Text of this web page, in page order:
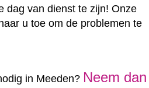
dag van dienst te zijn! Onze
u toe om de problemen te
in Meeden? Neem dan